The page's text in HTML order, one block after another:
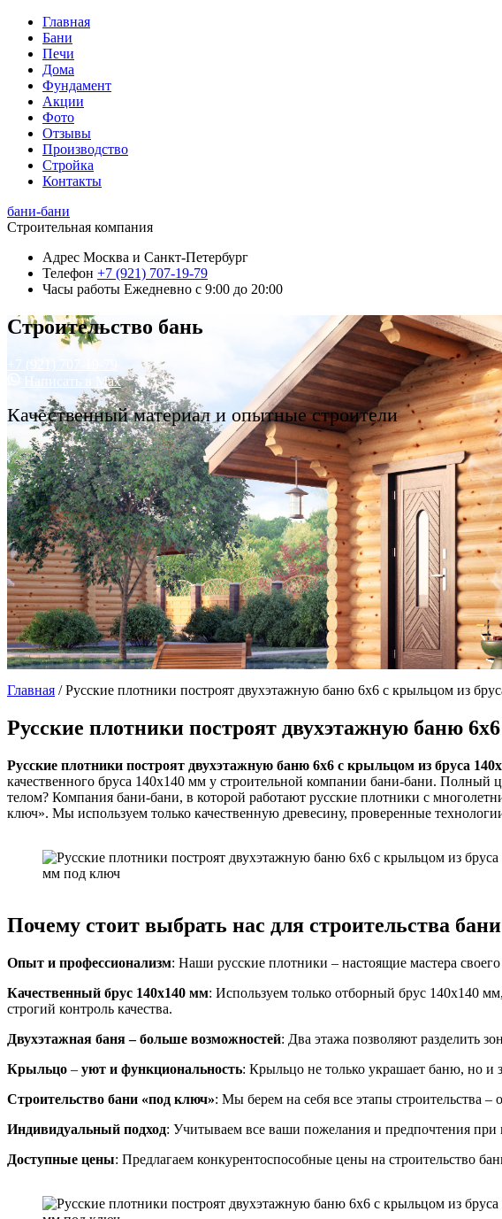
Главная
Бани
Печи
Дома
Фундамент
Акции
Фото
Отзывы
Производство
Стройка
Контакты
бани-бани
Строительная компания
Адрес Москва и Санкт-Петербург
Телефон +7 (921) 707-19-79
Часы работы Ежедневно с 9:00 до 20:00
Строительство бань
+7 (921) 707-19-79
Написать в Max
Качественный материал и опытные строители
Главная /Русские плотники построят двухэтажную баню 6х6 с крыльцом из
Русские плотники построят двухэтажную баню
Русские плотники построят двухэтажную баню 6х6 с крыльцом из бруса
качественного бруса 140х140 мм у строительной компании бани-бани.
телом? Компания бани-бани, в которой работают русские плотники с
ключ». Мы используем только качественную древесину, проверенные
Почему стоит выбрать нас для строительства
Опыт и профессионализм: Наши русские плотники – настоящие мастера
Качественный брус 140х140 мм: Используем только отборный брус 140х140
строгий контроль качества.
Двухэтажная баня–больше возможностей: Два этажа позволяют разделить
Крыльцо – уют и функциональность: Крыльцо не только украшает баню, но и
Строительство бани «под ключ»: Мы берем на себя все этапы строительства
Индивидуальный подход: Учитываем все ваши пожелания и предпочтения при
Доступные цены: Предлагаем конкурентоспособные цены на строительство